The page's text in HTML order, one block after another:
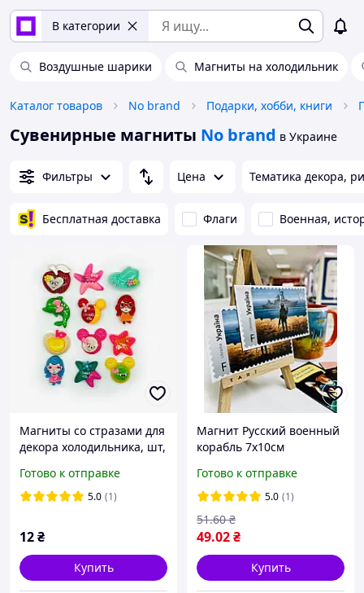
В категории
Воздушные шарики Магниты на холодильник
Каталог товаров No brand Подарки, хобби, книги
Сувенирные магниты No brand в Украине
Фильтры Цена Тематика декора,
Бесплатная доставка Флаги Военная,
Магниты со стразами для
декора холодильника, шт,
Готово к отправке
5.0 (1)
12₴
Купить
Магнит Русский военный
корабль 7х10см
Готово к отправке
5.0 (1)
49.02₴
51.60 ₴
Купить